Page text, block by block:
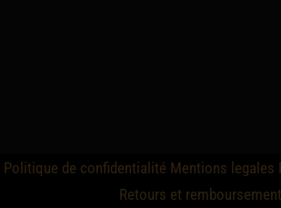
Politique de confidentialité Mentions legales
Retours et